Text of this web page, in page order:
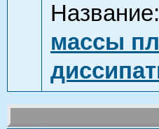
Название:
массы